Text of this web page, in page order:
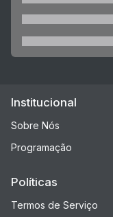
Institucional
Sobre Nós
Programação
Políticas
Termos de Serviço